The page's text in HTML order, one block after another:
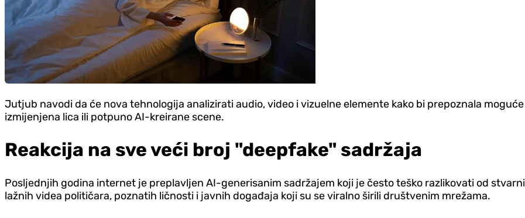
Jutjub navodi da će nova tehnologija analizirati audio, video i vizuelne elemente kako bi prepoznala
izmijenjena lica ili potpuno AI-kreirane scene.
Reakcija na sve veći broj "deepfake" sadržaja
Posljednjih godina internet je preplavljen AI-generisanim sadržajem koji je često teško razlikovati od
lažnih videa političara, poznatih ličnosti i javnih događaja koji su se viralno širili društvenim mrežama.